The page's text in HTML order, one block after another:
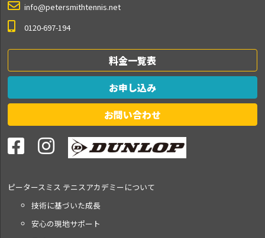
info@petersmithtennis.net
0120-697-194
料金一覧表
お申し込み
お問い合わせ
ピータースミス テニスアカデミーについて
技術に基づいた成長
安心の現地サポート